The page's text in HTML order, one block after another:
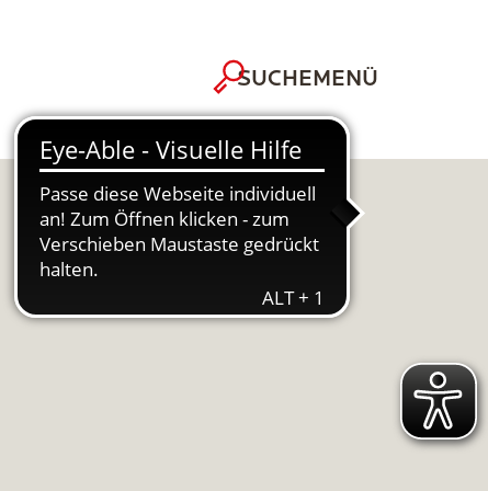
SUCHE MENÜ